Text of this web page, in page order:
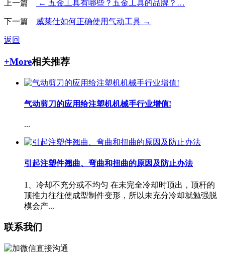
上一篇 ← 五金工具有哪些？五金工具的品牌？…
下一篇 威莱仕如何正确使用气动工具 →
返回
+More相关推荐
气动剪刀的应用给注塑机机械手行业增值!
...
引起注塑件翘曲、弯曲和扭曲的原因及防止办法
1、冷却不充分或不均匀 在未完全冷却时顶出，顶杆的
顶推力往往使成型制件变形，所以未充分冷却就勉强脱
模会产...
联系我们